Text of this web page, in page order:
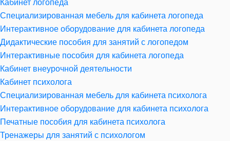
Кабинет логопеда
Специализированная мебель для кабинета логопеда
Интерактивное оборудование для кабинета логопеда
Дидактические пособия для занятий с логопедом
Интерактивные пособия для кабинета логопеда
Кабинет внеурочной деятельности
Кабинет психолога
Специализированная мебель для кабинета психолога
Интерактивное оборудование для кабинета психолога
Печатные пособия для кабинета психолога
Тренажеры для занятий с психологом